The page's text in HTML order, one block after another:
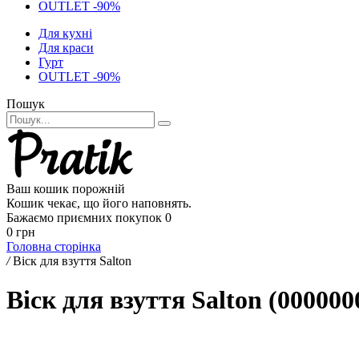
OUTLET -90%
Для кухні
Для краси
Гурт
OUTLET -90%
Пошук
Ваш кошик порожній
Кошик чекає, що його наповнять.
Бажаємо приємних покупок 0
0 грн
Головна сторінка
/ Віск для взуття Salton
Віск для взуття Salton